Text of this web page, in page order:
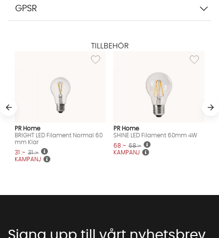
GPSR
TILLBEHÖR
Lägg till i önskelista: BRIGHT LED Filament
PR Home
BRIGHT LED Filament Normal 60
mm Klar
KAMPANJ
31 :- 31 :-
Lägg till i
PR Home
SHINE LED Filament 60mm 4W
KAMPANJ
68 :- 68 :-